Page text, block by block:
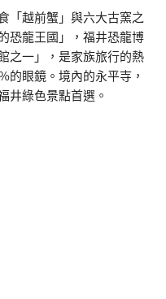
「越前蟹」與六大古窯之
恐龍王國」，福井恐龍博
之一」，是家族旅行的熱
的眼鏡。境內的永平寺，
井綠色景點首選。